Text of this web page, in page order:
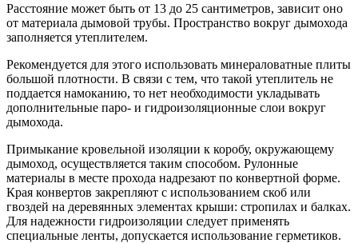
Расстояние может быть от 13 до 25 сантиметров, зависит оно
от материала дымовой трубы. Пространство вокруг дымохода
заполняется утеплителем.
Рекомендуется для этого использовать минераловатные плиты
большой плотности. В связи с тем, что такой утеплитель не
поддается намоканию, то нет необходимости укладывать
дополнительные паро- и гидроизоляционные слои вокруг
дымохода.
Примыкание кровельной изоляции к коробу, окружающему
дымоход, осуществляется таким способом. Рулонные
материалы в месте прохода надрезают по конвертной форме.
Края конвертов закрепляют с использованием скоб или
гвоздей на деревянных элементах крыши: стропилах и балках.
Для надежности гидроизоляции следует применять
специальные ленты, допускается использование герметиков.